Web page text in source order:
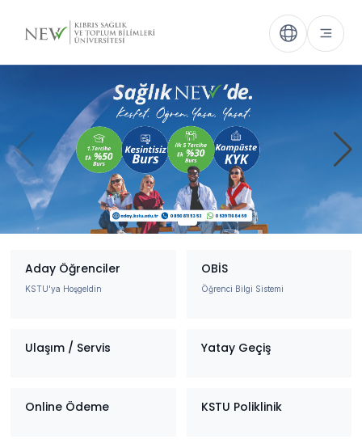
Aday Öğrenciler
KSTU'ya Hoşgeldin
OBİS
Öğrenci Bilgi Sistemi
Ulaşım / Servis Yatay Geçiş
Online Ödeme KSTU Poliklinik